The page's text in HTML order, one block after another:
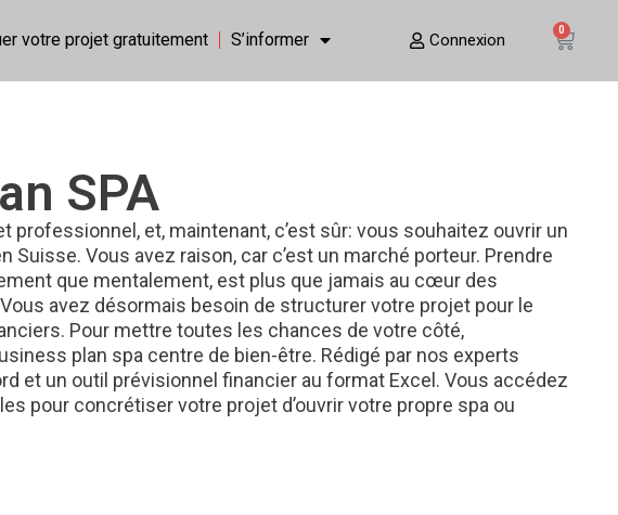
votre projet gratuitement S’informer Connexion
0
SPA
professionnel, et, maintenant, c’est sûr: vous souhaitez ouvrir un
Suisse. Vous avez raison, car c’est un marché porteur. Prendre
que mentalement, est plus que jamais au cœur des
avez désormais besoin de structurer votre projet pour le
Pour mettre toutes les chances de votre côté,
plan spa centre de bien-être. Rédigé par nos experts
et un outil prévisionnel financier au format Excel. Vous accédez
pour concrétiser votre projet d’ouvrir votre propre spa ou